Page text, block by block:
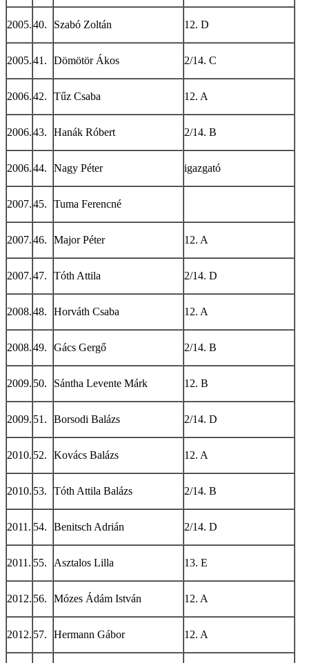
2005.40. Szabó Zoltán 12. D
2005.41. Dömötör Ákos 2/14. C
2006.42. Tűz Csaba 12. A
2006.43. Hanák Róbert 2/14. B
2006.44. Nagy Péter igazgató
2007.45. Tuma Ferencné
2007.46. Major Péter 12. A
2007.47. Tóth Attila 2/14. D
2008.48. Horváth Csaba 12. A
2008.49. Gács Gergő 2/14. B
2009. 50. Sántha Levente Márk 12. B
2009. 51. Borsodi Balázs 2/14. D
2010. 52. Kovács Balázs 12. A
2010. 53. Tóth Attila Balázs 2/14. B
2011. 54. Benitsch Adrián 2/14. D
2011. 55. Asztalos Lilla 13. E
2012. 56. Mózes Ádám István 12. A
2012. 57. Hermann Gábor 12. A